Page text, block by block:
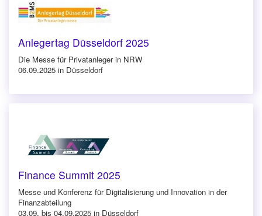
Anlegertag Düsseldorf 2025
Die Messe für Privatanleger in NRW
06.09.2025 in Düsseldorf
Finance Summit 2025
Messe und Konferenz für Digitalisierung und Innovation in der
Finanzabteilung
03.09. bis 04.09.2025 in Düsseldorf